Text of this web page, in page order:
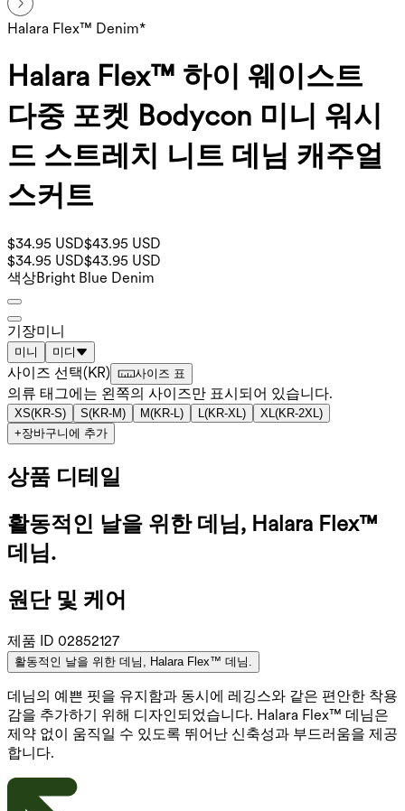
Halara Flex™ Denim*
Halara Flex™ 하이 웨이스트
다중 포켓 Bodycon 미니 워시
드 스트레치 니트 데님 캐주얼
스커트
$34.95 USD$43.95 USD
$34.95 USD$43.95 USD
색상Bright Blue Denim
기장미니
미니 미디
사이즈 선택(KR) 사이즈 표
의류 태그에는 왼쪽의 사이즈만 표시되어 있습니다.
XS(KR-S) S(KR-M) M(KR-L) L(KR-XL) XL(KR-2XL)
+장바구니에 추가
상품 디테일
활동적인 날을 위한 데님, Halara Flex™
데님.
원단 및 케어
제품 ID 02852127
활동적인 날을 위한 데님, Halara Flex™ 데님.
데님의 예쁜 핏을 유지함과 동시에 레깅스와 같은 편안한 착용
감을 추가하기 위해 디자인되었습니다. Halara Flex™ 데님은
제약 없이 움직일 수 있도록 뛰어난 신축성과 부드러움을 제공
합니다.